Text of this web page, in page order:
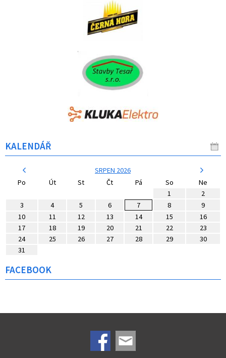
KALENDÁŘ
SRPEN 2026
Po
Út St Čt Pá So
Ne
1
2
3
4 5 6 7 8
9
10
11 12 13 14 15
16
17
18 19 20 21 22
23
24
25 26 27 28 29
30
31
FACEBOOK